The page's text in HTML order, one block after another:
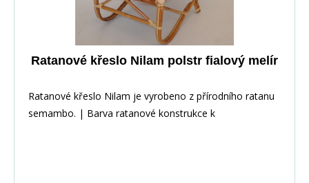
Ratanové křeslo Nilam polstr fialový melír
Ratanové křeslo Nilam je vyrobeno z přírodního ratanu
semambo. | Barva ratanové konstrukce k